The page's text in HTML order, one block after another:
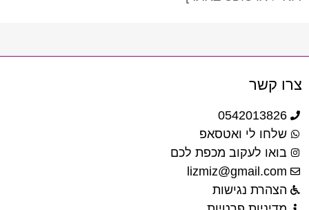
צרו קשר
0542013826
שלחו לי ואטסאפ
בואו לעקוב מכפת לכם
lizmiz@gmail.com
הצהרת נגישות